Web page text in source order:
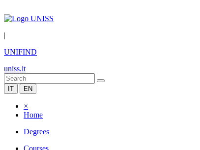
|
UNIFIND
uniss.it
IT EN
×
Home
Degrees
Courses